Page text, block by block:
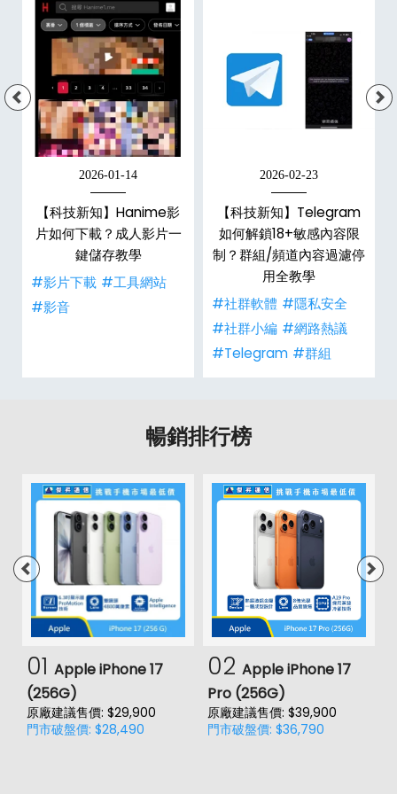
2026-01-14
【科技新知】Hanime影
片如何下載？成人影片一
鍵儲存教學
#影片下載 #工具網站
#影音
2026-02-23
【科技新知】Telegram
如何解鎖18+敏感內容限
制？群組/頻道內容過濾停
用全教學
#社群軟體 #隱私安全
#社群小編 #網路熱議
#Telegram #群組
暢銷排行榜
01 Apple iPhone 17
(256G)
原廠建議售價: $29,900
門市破盤價: $28,490
02 Apple iPhone 17
Pro (256G)
原廠建議售價: $39,900
門市破盤價: $36,790